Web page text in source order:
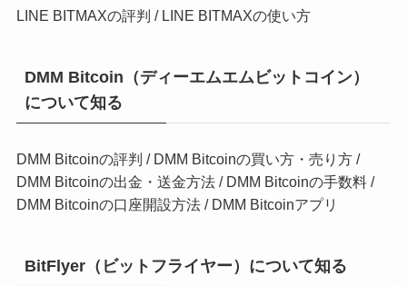
LINE BITMAXの評判 / LINE BITMAXの使い方
DMM Bitcoin（ディーエムエムビットコイン）
について知る
DMM Bitcoinの評判 / DMM Bitcoinの買い方・売り方/
DMM Bitcoinの出金・送金方法/ DMM Bitcoinの手数料/
DMM Bitcoinの口座開設方法/ DMM Bitcoinアプリ
BitFlyer（ビットフライヤー）について知る